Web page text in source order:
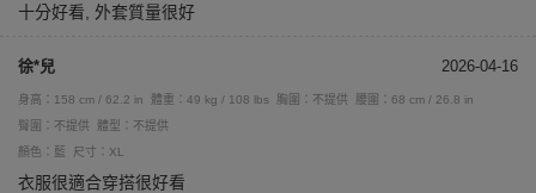
十分好看, 外套質量很好
徐*兒 2026-04-16
身高：158 cm / 62.2 in 體重：49 kg / 108 lbs 胸圍：不提供
腰圍：68 cm / 26.8 in
臀圍：不提供
體型：不提供
顏色：藍
尺寸：XL
衣服很適合穿搭很好看